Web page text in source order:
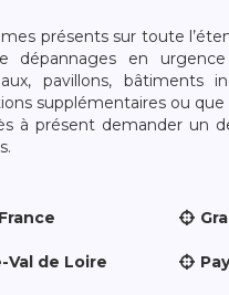
présents sur toute
dépannages en
pavillons, bâtiments
supplémentaires ou
à présent demander un
Val de Loire